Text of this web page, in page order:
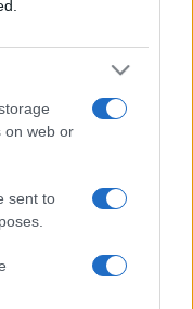
on web or
sent to
vágyóknak. A
Történelmi Játéktere,
és bábszínház is
Végvári Vigasságok
kipróbálható. Így
egy
a
fortélyainak